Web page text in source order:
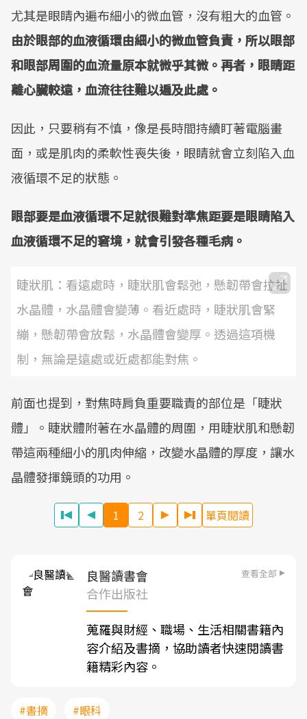
尤其是眼睛內遍布細小的微血管，沒有粗大的血管。
由於眼部的血液循環由細小的微血管負責，所以眼部
和眼部周圍的血流量原本就微乎其微。再者，眼睛距
離心臟較遠，血流往往難以遍及此處。
因此，只要稍有不慎，像是長時間持續盯著電腦畫
面，或是肌肉的柔軟性喪失後，眼睛就會立刻陷入血
液循環不足的狀態。
眼部要是血液循環不足就很難對準焦距要是眼睛陷入
血液循環不足的窘境，就會引發各種毛病。
睫狀肌：看遠處時，睫狀肌會鬆弛，懸韌帶會拉扯
水晶體，水晶體會變薄。看近處時，睫狀肌會緊
繃，懸韌帶會放鬆，水晶體會變厚。透過這項機
制，無論是遠處或近處都能對焦。
前面也提到，對焦時肩負重要職責的部位是「睫狀
體」。睫狀體附著在水晶體的周圍，用睫狀肌和懸韌
帶這兩種細小的肌肉伸縮，改變水晶體的厚度，讓水
晶體發揮鏡頭的功用。
1 2 單頁閱讀
良醫讀書會 查看全部
合作出版社
蒐羅與財經、職場、生活相關書籍內
容介紹及書摘，協助讀者快速閱讀書
籍精彩內容。
#書摘 #眼科